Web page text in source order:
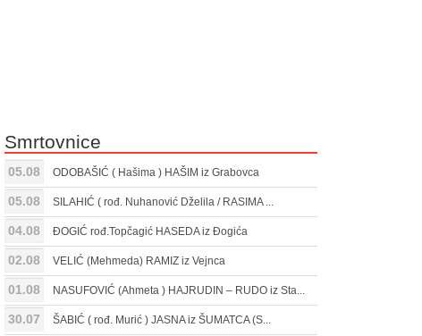
Smrtovnice
05.08 ODOBAŠIĆ ( Hašima ) HAŠIM iz Grabovca
05.08 SILAHIĆ ( rođ. Nuhanović Dželila / RASIMA ...
04.08 ĐOGIĆ rođ.Topčagić HASEDA iz Đogića
02.08 VELIĆ (Mehmeda) RAMIZ iz Vejnca
01.08 NASUFOVIĆ (Ahmeta ) HAJRUDIN – RUDO iz Sta...
30.07 ŠABIĆ ( rođ. Murić ) JASNA iz ŠUMATCA (S...